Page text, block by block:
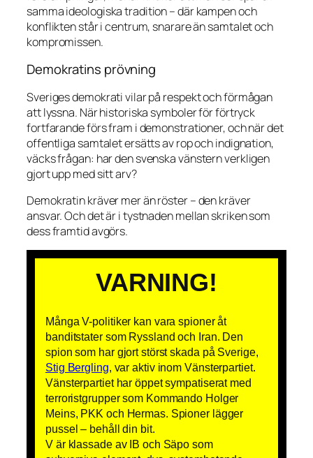
samma ideologiska tradition – där kampen och
konflikten står i centrum, snarare än samtalet och
kompromissen.
Demokratins prövning
Sveriges demokrati vilar på respekt och förmågan
att lyssna. När historiska symboler för förtryck
fortfarande förs fram i demonstrationer, och när det
offentliga samtalet ersätts av rop och indignation,
väcks frågan: har den svenska vänstern verkligen
gjort upp med sitt arv?
Demokratin kräver mer än röster – den kräver
ansvar. Och det är i tystnaden mellan skriken som
dess framtid avgörs.
VARNING!
Många V-politiker kan vara spioner åt
banditstater som Ryssland och Iran. Den
spion som har gjort störst skada på Sverige,
Stig Bergling, var aktiv inom Vänsterpartiet.
Vänsterpartiet har öppet sympatiserat med
terroristgrupper som Kommando Holger
Meins, PKK och Hermas. Spioner lägger
pussel – behåll din bit.
V är klassade av IB och Säpo som